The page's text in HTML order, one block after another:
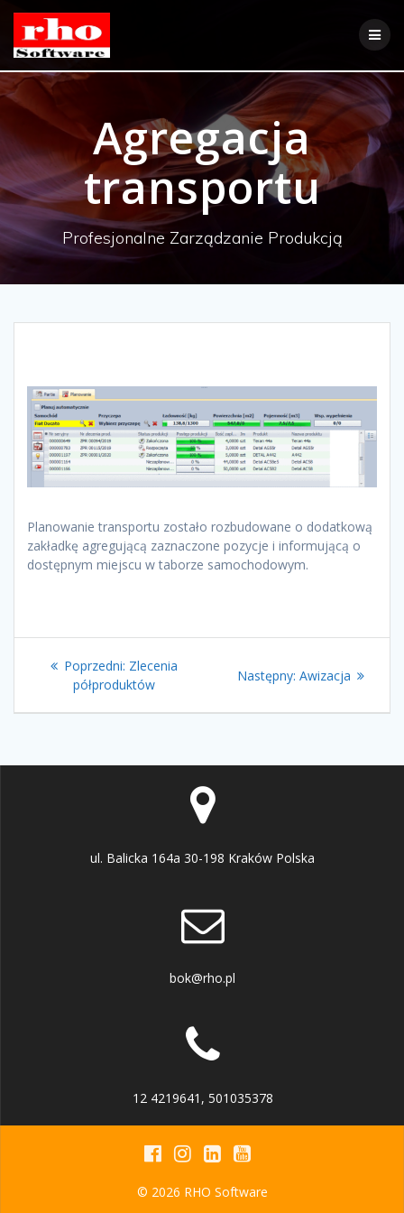
Agregacja
transportu
Profesjonalne Zarządzanie Produkcją
Planowanie transportu zostało rozbudowane o dodatkową
zakładkę agregującą zaznaczone pozycje i informującą o
dostępnym miejscu w taborze samochodowym.
Nawigacja
wpisu
Poprzedni: Poprzedni
wpis:
Zlecenia
półproduktów
Następny: Następny
Awizacja
ul. Balicka 164a 30-198 Kraków Polska
bok@rho.pl
12 4219641, 501035378
© 2026 RHO Software